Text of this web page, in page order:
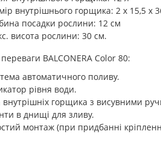
внутрішнього горщика: 2 x 15,5 x
посадки рослини: 12 см
висота рослини: 30 см.
BALCONERA Color 80:
автоматичного поливу.
рівня води.
внутрішніх горщика з висувними
в днищі для зливу.
монтаж (при придбанні